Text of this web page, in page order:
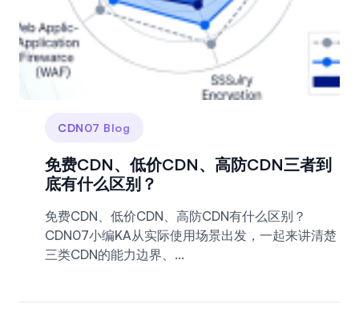
CDN07 Blog
免费CDN、低价CDN、高防CDN三者到
底有什么区别？
免费CDN、低价CDN、高防CDN有什么区别？
CDN07小编KA从实际使用场景出发，一起来讲清楚
三类CDN的能力边界、...